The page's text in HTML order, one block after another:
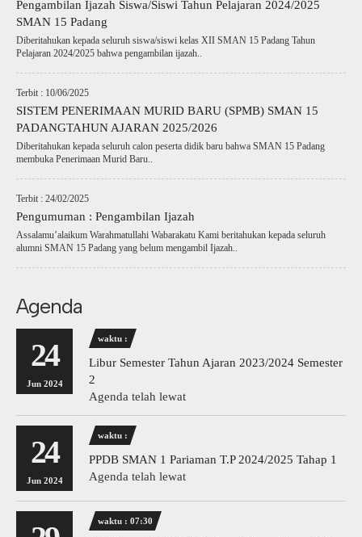
Pengambilan Ijazah Siswa/Siswi Tahun Pelajaran 2024/2025
SMAN 15 Padang
Diberitahukan kepada seluruh siswa/siswi kelas XII SMAN 15 Padang Tahun
Pelajaran 2024/2025 bahwa pengambilan ijazah..
Terbit : 10/06/2025
SISTEM PENERIMAAN MURID BARU (SPMB) SMAN 15
PADANGTAHUN AJARAN 2025/2026
Diberitahukan kepada seluruh calon peserta didik baru bahwa SMAN 15 Padang
membuka Penerimaan Murid Baru..
Terbit : 24/02/2025
Pengumuman : Pengambilan Ijazah
Assalamu’alaikum Warahmatullahi Wabarakatu Kami beritahukan kepada seluruh
alumni SMAN 15 Padang yang belum mengambil Ijazah..
Agenda
24
Jun 2024
waktu :
Libur Semester Tahun Ajaran 2023/2024 Semester
2
Agenda telah lewat
24
Jun 2024
waktu :
PPDB SMAN 1 Pariaman T.P 2024/2025 Tahap 1
Agenda telah lewat
waktu : 07:30